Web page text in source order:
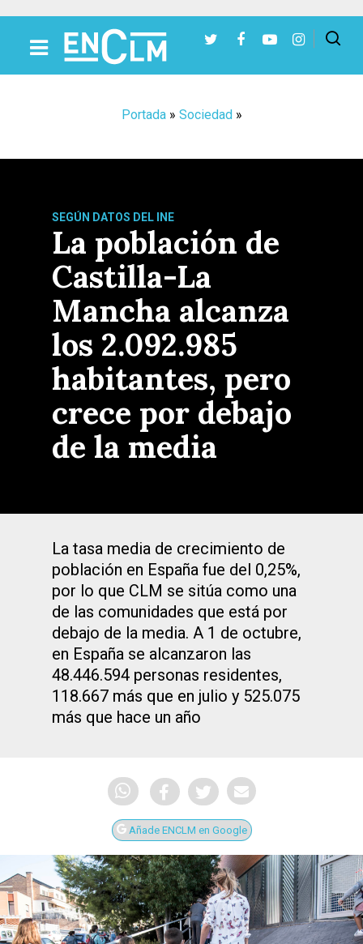
Portada» Sociedad»
SEGÚN DATOS DEL INE
La población de
Castilla-La
Mancha alcanza
los 2.092.985
habitantes, pero
crece por debajo
de la media
La tasa media de crecimiento de
población en España fue del 0,25%,
por lo que CLM se sitúa como una
de las comunidades que está por
debajo de la media. A 1 de octubre,
en España se alcanzaron las
48.446.594 personas residentes,
118.667 más que en julio y 525.075
más que hace un año
Añade ENCLM en Google